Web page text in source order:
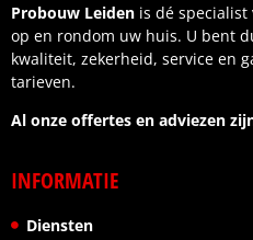
Probouw Leiden is dé
op en rondom uw huis. U bent
kwaliteit, zekerheid, service en
tarieven.
Al onze offertes en adviezen
INFORMATIE
Diensten